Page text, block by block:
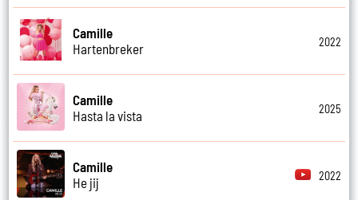
Camille
Hartenbreker
2022
Camille
Hasta la vista
2025
Camille
He jij
2022